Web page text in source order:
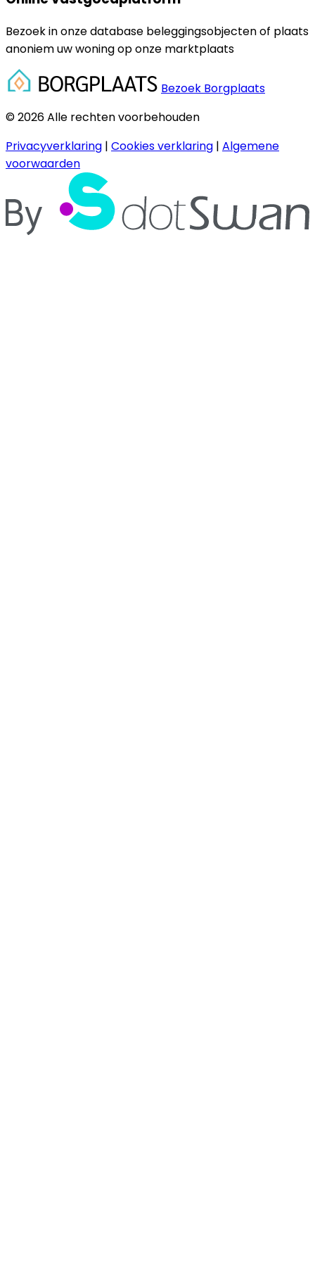
Bezoek in onze database beleggingsobjecten of plaats
anoniem uw woning op onze marktplaats
Bezoek Borgplaats
© 2026 Alle rechten voorbehouden
Privacyverklaring | Cookies verklaring | Algemene
voorwaarden